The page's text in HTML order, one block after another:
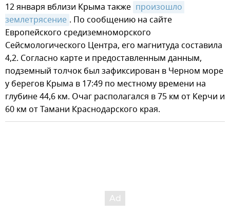
12 января вблизи Крыма также произошло
землетрясение . По сообщению на сайте
Европейского средиземноморского
Сейсмологического Центра, его магнитуда составила
4,2. Согласно карте и предоставленным данным,
подземный толчок был зафиксирован в Черном море
у берегов Крыма в 17:49 по местному времени на
глубине 44,6 км. Очаг располагался в 75 км от Керчи и
60 км от Тамани Краснодарского края.